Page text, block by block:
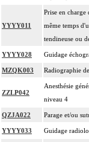
13
La
13
La réduction
l'articulation
externe.
L'ostéotomie
par
YYYY011
Prise en charge
même temps
tendineuse ou
YYYY028 Guidage
MZQK003 Radiographie
ZZLP042
Anesthésie
niveau 4
QZJA022 Parage et/ou
YYYY033 Guidage